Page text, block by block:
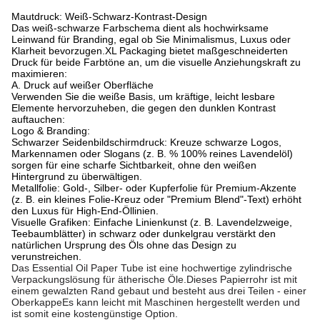
Mautdruck: Weiß-Schwarz-Kontrast-Design
Das weiß-schwarze Farbschema dient als hochwirksame
Leinwand für Branding, egal ob Sie Minimalismus, Luxus oder
Klarheit bevorzugen. XL Packaging bietet maßgeschneiderten
Druck für beide Farbtöne an, um die visuelle Anziehungskraft zu
maximieren:
A. Druck auf weißer Oberfläche
Verwenden Sie die weiße Basis, um kräftige, leicht lesbare
Elemente hervorzuheben, die gegen den dunklen Kontrast
auftauchen:
Logo & Branding:
Schwarzer Seidenbildschirmdruck: Kreuze schwarze Logos,
Markennamen oder Slogans (z. B. % 100% reines Lavendelöl)
sorgen für eine scharfe Sichtbarkeit, ohne den weißen
Hintergrund zu überwältigen.
Metallfolie: Gold-, Silber- oder Kupferfolie für Premium-Akzente
(z. B. ein kleines Folie-Kreuz oder "Premium Blend"-Text) erhöht
den Luxus für High-End-Öllinien.
Visuelle Grafiken: Einfache Linienkunst (z. B. Lavendelzweige,
Teebaumblätter) in schwarz oder dunkelgrau verstärkt den
natürlichen Ursprung des Öls ohne das Design zu
verunstreichen.
Das Essential Oil Paper Tube ist eine hochwertige zylindrische
Verpackungslösung für ätherische Öle.Dieses Papierrohr ist mit
einem gewalzten Rand gebaut und besteht aus drei Teilen - einer
OberkappeEs kann leicht mit Maschinen hergestellt werden und
ist somit eine kostengünstige Option.